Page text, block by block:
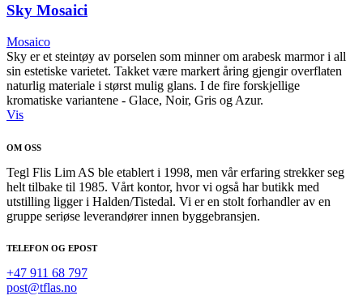
Sky Mosaici
Mosaico
Sky er et steintøy av porselen som minner om arabesk marmor i all
sin estetiske varietet. Takket være markert åring gjengir overflaten
naturlig materiale i størst mulig glans. I de fire forskjellige
kromatiske variantene - Glace, Noir, Gris og Azur.
Vis
OM OSS
Tegl Flis Lim AS ble etablert i 1998, men vår erfaring strekker seg
helt tilbake til 1985. Vårt kontor, hvor vi også har butikk med
utstilling ligger i Halden/Tistedal. Vi er en stolt forhandler av en
gruppe seriøse leverandører innen byggebransjen.
TELEFON OG EPOST
+47 911 68 797
post@tflas.no